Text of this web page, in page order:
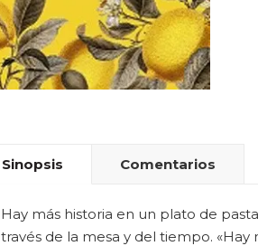
Sinopsis Comentarios
Hay más historia en un plato de
través de la mesa y del tiempo.